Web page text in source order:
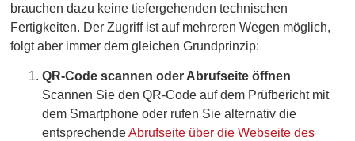
brauchen dazu keine tiefergehenden technischen
Fertigkeiten. Der Zugriff ist auf mehreren Wegen möglich,
folgt aber immer dem gleichen Grundprinzip:
QR-Code scannen oder Abrufseite öffnen
Scannen Sie den QR-Code auf dem Prüfbericht mit
dem Smartphone oder rufen Sie alternativ die
entsprechendeAbrufseite über die Webseite des